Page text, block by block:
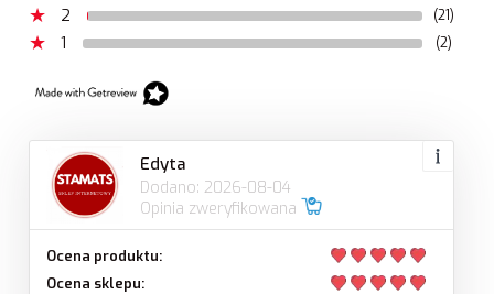
2 (21)
1 (2)
Edyta
Dodano: 2026-08-04
Opinia zweryfikowana
Ocena produktu:
Ocena sklepu: